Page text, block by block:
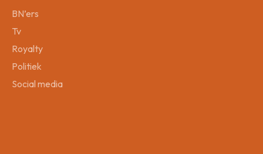
BN’ers
Tv
Royalty
Politiek
Social media